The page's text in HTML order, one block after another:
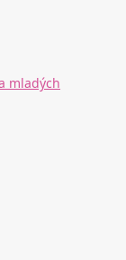
mladých